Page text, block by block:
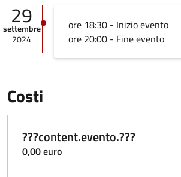
29
settembre
2024
ore 18:30 - Inizio evento
ore 20:00 - Fine evento
Costi
???content.evento.???
0,00 euro